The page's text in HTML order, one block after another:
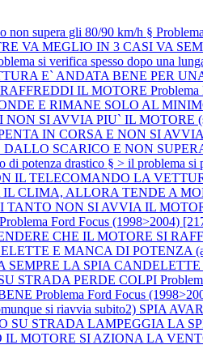
supera gli 80/90 km/h §
VA MEGLIO IN 3 CASI VA
si verifica spesso dopo una lunga
E` ANDATA BENE PER
IL MOTORE
E RIMANE SOLO AL
SI AVVIA PIU` IL MOTORE
IN CORSA E NON SI
SCARICO E NON
drastico § > il problema
IL TELECOMANDO LA
CLIMA, ALLORA TENDE A
TANTO NON SI AVVIA IL
Problema Ford Focus (1998>2004)
CHE IL MOTORE SI
E MANCA DI POTENZA
SEMPRE LA SPIA CANDELETTE
STRADA PERDE COLPI
Problema Ford Focus
si riavvia subito2) SPIA
SU STRADA LAMPEGGIA
IL MOTORE SI AZIONA LA